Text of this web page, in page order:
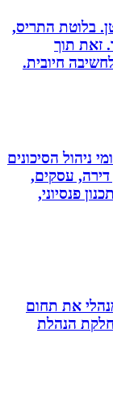
התריס,
תוך
חיובית.
הסיכונים
עסקים,
את תחום
הנהלת